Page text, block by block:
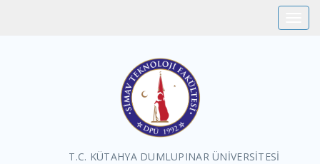
T.C. KÜTAHYA DUMLUPINAR ÜNİVERSİTESİ